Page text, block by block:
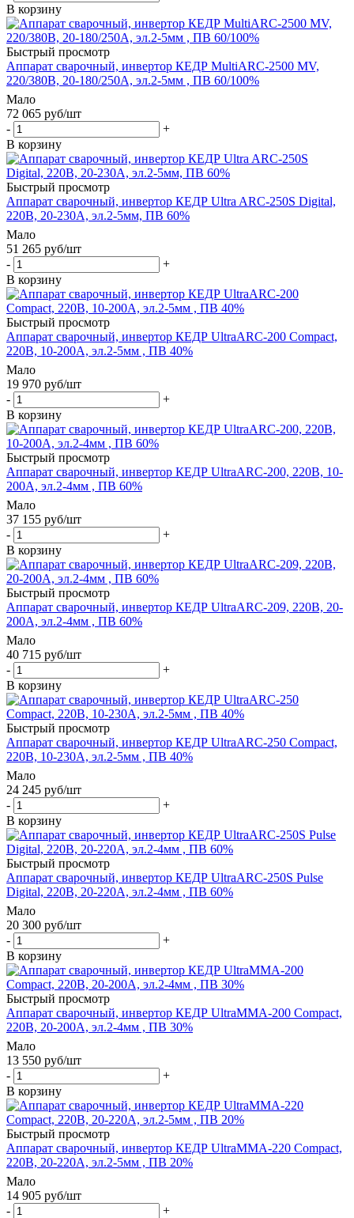
В корзину
Быстрый просмотр
Аппарат сварочный, инвертор КЕДР MultiARC-2500 MV,
220/380В, 20-180/250A, эл.2-5мм , ПВ 60/100%
Мало
72 065 руб/шт
-
+
В корзину
Быстрый просмотр
Аппарат сварочный, инвертор КЕДР Ultra ARC-250S Digital,
220В, 20-230A, эл.2-5мм, ПВ 60%
Мало
51 265 руб/шт
-
+
В корзину
Быстрый просмотр
Аппарат сварочный, инвертор КЕДР UltraARC-200 Compact,
220В, 10-200A, эл.2-5мм , ПВ 40%
Мало
19 970 руб/шт
-
+
В корзину
Быстрый просмотр
Аппарат сварочный, инвертор КЕДР UltraARC-200, 220В, 10-
200A, эл.2-4мм , ПВ 60%
Мало
37 155 руб/шт
-
+
В корзину
Быстрый просмотр
Аппарат сварочный, инвертор КЕДР UltraARC-209, 220В, 20-
200A, эл.2-4мм , ПВ 60%
Мало
40 715 руб/шт
-
+
В корзину
Быстрый просмотр
Аппарат сварочный, инвертор КЕДР UltraARC-250 Compact,
220В, 10-230A, эл.2-5мм , ПВ 40%
Мало
24 245 руб/шт
-
+
В корзину
Быстрый просмотр
Аппарат сварочный, инвертор КЕДР UltraARC-250S Pulse
Digital, 220В, 20-220A, эл.2-4мм , ПВ 60%
Мало
20 300 руб/шт
-
+
В корзину
Быстрый просмотр
Аппарат сварочный, инвертор КЕДР UltraMMA-200 Compact,
220В, 20-200A, эл.2-4мм , ПВ 30%
Мало
13 550 руб/шт
-
+
В корзину
Быстрый просмотр
Аппарат сварочный, инвертор КЕДР UltraMMA-220 Compact,
220В, 20-220A, эл.2-5мм , ПВ 20%
Мало
14 905 руб/шт
-
+